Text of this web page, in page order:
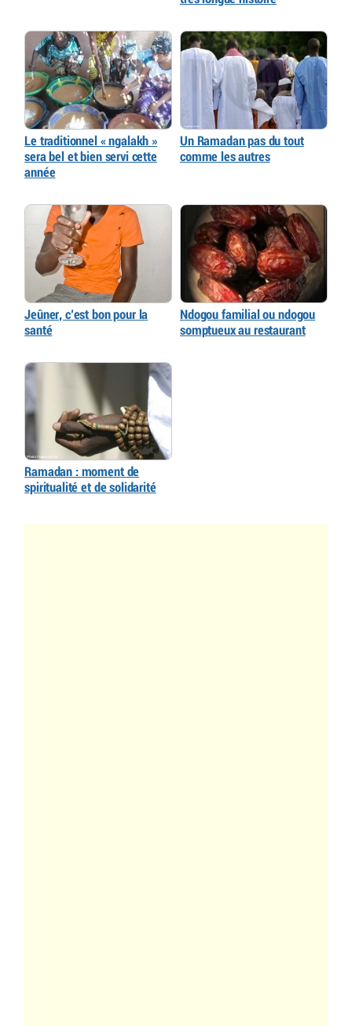
Le traditionnel « ngalakh »
sera bel et bien servi cette
année
Un Ramadan pas du tout
comme les autres
Jeûner, c’est bon pour la
santé
Ndogou familial ou ndogou
somptueux au restaurant
Ramadan : moment de
spiritualité et de solidarité